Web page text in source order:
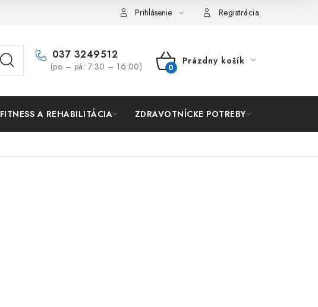
Prihlásenie Registrácia
037 3249512
(po – pá: 7:30 – 16:00)
NÁKUPNÝ
Prázdny košík
FITNESS A REHABILITÁCIA ZDRAVOTNÍCKE POTREBY